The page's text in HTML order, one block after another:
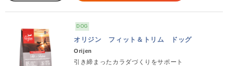
DOG
オリジン フィット＆トリム ドッグ
Orijen
引き締まったカラダづくりをサポート